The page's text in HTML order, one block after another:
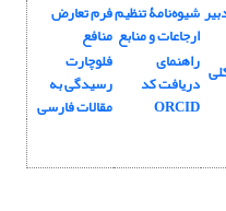
شیوه‌نامۀ تنظیم
ارجاعات و منابع
فرم تعارض
منافع
راهنمای
دریافت کد
ORCID
فلوچارت
رسیدگی به
مقالات فارسی